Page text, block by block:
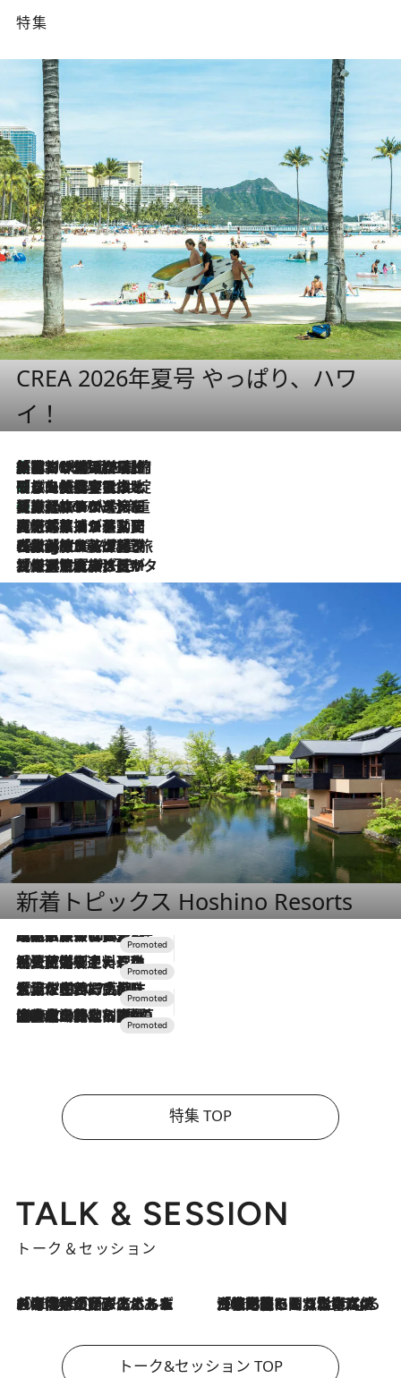
特集
CREA 2026年夏号 やっぱり、ハワ
イ！
2026.8.6
「荷物が増えるほど旅ストレスは増す」美容ジャーナリストがたどり着いた最終結論。“化粧品を劇的に減らす”感動の凝縮美容とは
2026.8.6
「旅先には金髪ウィッグを持参」日本と同じメイクでは損してる!? 美容ジャーナリストが提案する“掟破りの旅美容”とは
2026.8.6
【厳選旅コスメ】「身軽さ＆UV対策重視！」ヘアアーティストshucoが選んだ夏旅ベストコスメを発表【Mサイズジップ】
2026.8.5
【厳選旅コスメ】国内をあちこち移動する河井菜摘が選んだ夏旅ベストコスメ発表！「リラックスアイテムはマスト」【Mサイズジップ】
2026.8.4
【厳選旅コスメ】「紫外線＆乾燥対策しながらメイク感も！」ヘア＆メイクGeorgeが選んだ夏旅ベストコスメを発表！【Mサイズジップ】
2026.8.3
【厳選旅コスメ】「保湿もタイパ重視！」“サウナ好き”タレント清水みさとが愛用する夏旅ベストコスメを発表！【Mサイズジップ】
新着トピックス Hoshino Resorts
2026.7.31
【ホテル帰省】という選択肢をOMOが提案。家族とほどよい距離を保つには「昼は実家、夜は気兼ねなくホテルで！」
2026.7.24
【夏限定ディナーコース】旬を迎える稚鮎や花ズッキーニなどをイタリア・トスカーナの郷土料理の手法で満喫！
2026.7.17
「土佐和ハーブかき氷」がOMO7高知に登場！生姜、山椒、大葉など目にも舌にも涼を呼ぶ郷土の味
2026.7.10
NEW OPEN！【界 草津】名湯の地に誕生。趣の異なる2種の温泉と上州ならではの会席・蕎麦割烹など美食を味わう究極の癒やし旅
特集 TOP
TALK & SESSION
トーク＆セッション
2026.8.3
「今後値上げがあるとすれば…」「リスクがあるのは今年の冬」エネルギー専門家が語る、ホルムズ海峡封鎖が家庭にもたらす“ある心配” 2026.8.3
「住宅建てられない…」「サーチャージ料の高値が続いている」ホルムズ海峡封鎖による影響はいつまで続く？《エネルギー専門家に聞く“どうなる日本の暮らし”》
トーク&セッション TOP